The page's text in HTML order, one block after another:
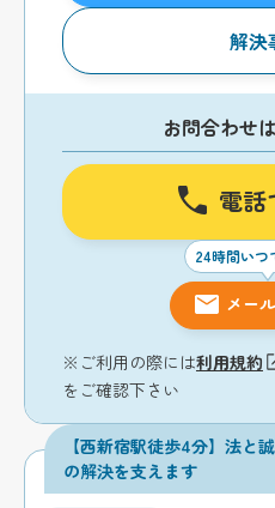
解決
お問合わせ
電話
24時間いつ
メー
※ご利用の際には利用規約
をご確認下さい
【西新宿駅徒歩4分】法と
の解決を支えます